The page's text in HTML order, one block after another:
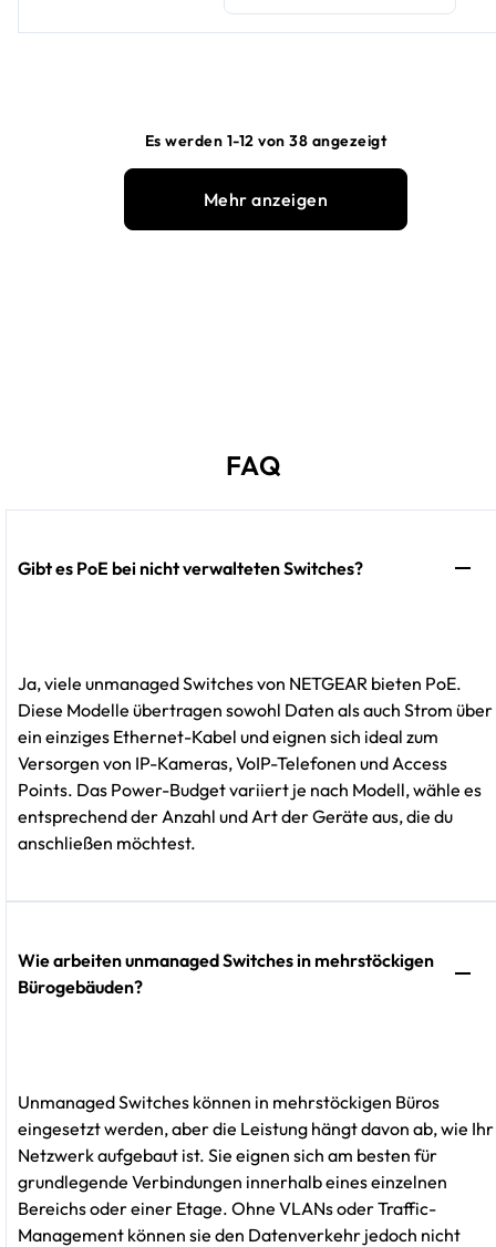
Es werden 1-12 von 38 angezeigt
Mehr anzeigen
FAQ
Gibt es PoE bei nicht verwalteten Switches?
Ja, viele unmanaged Switches von NETGEAR bieten PoE.
Diese Modelle übertragen sowohl Daten als auch Strom über
ein einziges Ethernet-Kabel und eignen sich ideal zum
Versorgen von IP-Kameras, VoIP-Telefonen und Access
Points. Das Power-Budget variiert je nach Modell, wähle es
entsprechend der Anzahl und Art der Geräte aus, die du
anschließen möchtest.
Wie arbeiten unmanaged Switches in mehrstöckigen
Bürogebäuden?
Unmanaged Switches können in mehrstöckigen Büros
eingesetzt werden, aber die Leistung hängt davon ab, wie Ihr
Netzwerk aufgebaut ist. Sie eignen sich am besten für
grundlegende Verbindungen innerhalb eines einzelnen
Bereichs oder einer Etage. Ohne VLANs oder Traffic-
Management können sie den Datenverkehr jedoch nicht